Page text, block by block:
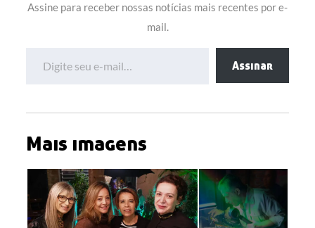
Assine para receber nossas notícias mais recentes por e-
mail.
Assinar
Mais imagens